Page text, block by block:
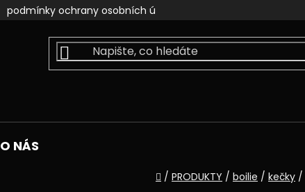
podmínky ochrany osobních údajů
O NÁS
Domů
/ PRODUKTY / boilie / kečky /